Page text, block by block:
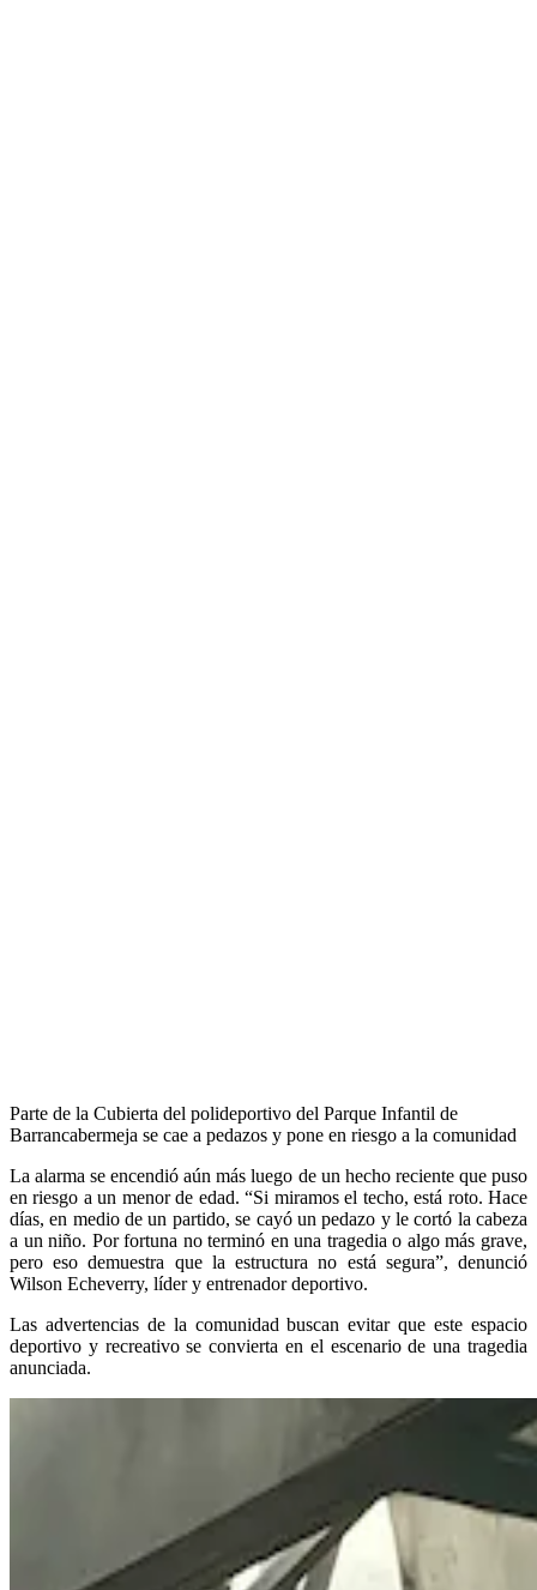
Parte de la Cubierta del polideportivo del Parque Infantil de
Barrancabermeja se cae a pedazos y pone en riesgo a la comunidad
La alarma se encendió aún más luego de un hecho reciente que puso
en riesgo a un menor de edad. “Si miramos el techo, está roto. Hace
días, en medio de un partido, se cayó un pedazo y le cortó la cabeza
a un niño. Por fortuna no terminó en una tragedia o algo más grave,
pero eso demuestra que la estructura no está segura”, denunció
Wilson Echeverry, líder y entrenador deportivo.
Las advertencias de la comunidad buscan evitar que este espacio
deportivo y recreativo se convierta en el escenario de una tragedia
anunciada.